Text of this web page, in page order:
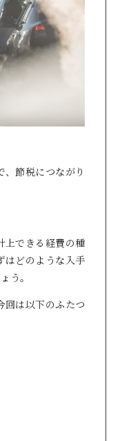
節税につながり
上できる経費の種
はどのような入手
う。
回は以下のふたつ